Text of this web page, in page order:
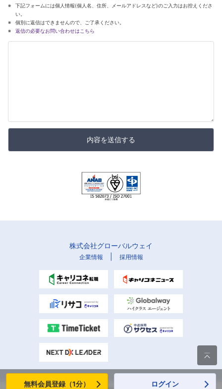
下記フォームには個人情報(個人名、住所、メールアドレスなど)のご入力はお控えくださ
い。
個別に返信はできませんので、ご了承ください。
返信の必要なお問い合わせはこちら
内容を送信する
株式会社グローバルウェイ
企業情報 採用情報

無料会員登録（1分） ログイン